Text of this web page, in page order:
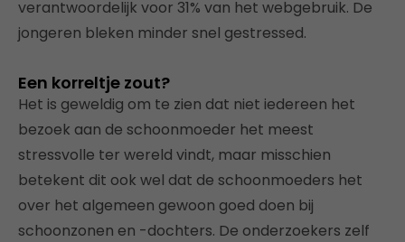
verantwoordelijk voor 31% van het webgebruik. De
jongeren bleken minder snel gestressed.
Een korreltje zout?
Het is geweldig om te zien dat niet iedereen het
bezoek aan de schoonmoeder het meest
stressvolle ter wereld vindt, maar misschien
betekent dit ook wel dat de schoonmoeders het
over het algemeen gewoon goed doen bij
schoonzonen en -dochters. De onderzoekers zelf